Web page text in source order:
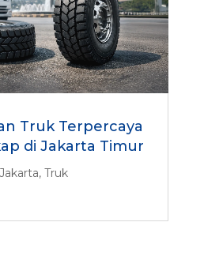
Truk Terpercaya
di Jakarta Timur
Jakarta, Truk